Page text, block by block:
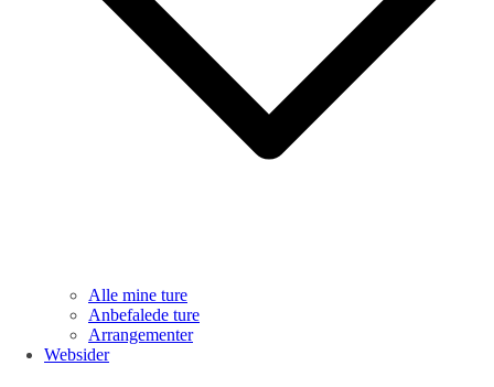
Alle mine ture
Anbefalede ture
Arrangementer
Websider